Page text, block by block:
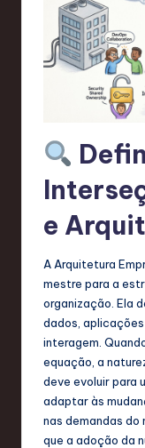
d
w
T
e
A Arquitetura
mestre para a
organização. Ela
dados,
interagem.
equação, a
deve evoluir para
adaptar às
nas demandas
que a adoção da